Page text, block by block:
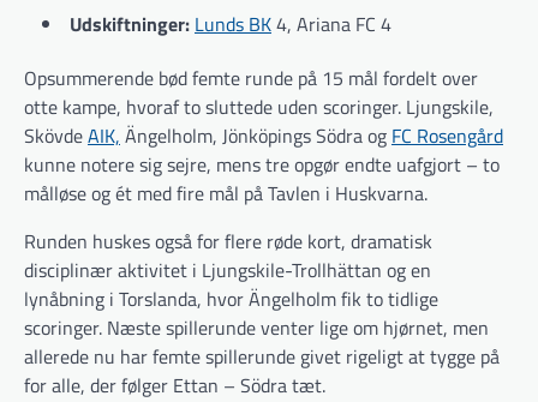
Udskiftninger: Lunds BK4, Ariana FC 4
Opsummerende bød femte runde på 15 mål fordelt over
otte kampe, hvoraf to sluttede uden scoringer. Ljungskile,
SkövdeAIK, Ängelholm, Jönköpings Södra og FC Rosengård
kunne notere sig sejre, mens tre opgør endte uafgjort – to
målløse og ét med fire mål på Tavlen i Huskvarna.
Runden huskes også for flere røde kort, dramatisk
disciplinær aktivitet i Ljungskile-Trollhättan og en
lynåbning i Torslanda, hvor Ängelholm fik to tidlige
scoringer. Næste spillerunde venter lige om hjørnet, men
allerede nu har femte spillerunde givet rigeligt at tygge på
for alle, der følger Ettan – Södra tæt.